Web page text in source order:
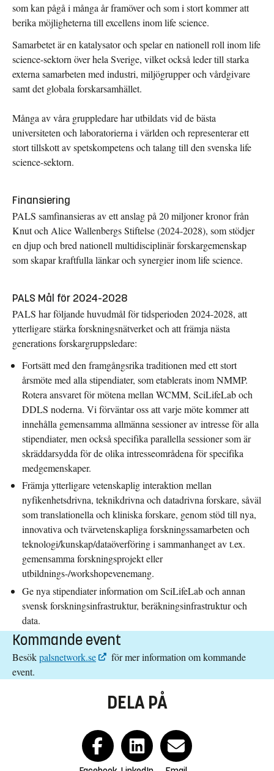
som kan pågå i många år framöver och som i stort kommer att
berika möjligheterna till excellens inom life science.
Samarbetet är en katalysator och spelar en nationell roll inom life
science-sektorn över hela Sverige, vilket också leder till starka
externa samarbeten med industri, miljögrupper och vårdgivare
samt det globala forskarsamhället.
Många av våra gruppledare har utbildats vid de bästa
universiteten och laboratorierna i världen och representerar ett
stort tillskott av spetskompetens och talang till den svenska life
science-sektorn.
Finansiering
PALS samfinansieras av ett anslag på 20 miljoner kronor från
Knut och Alice Wallenbergs Stiftelse (2024-2028), som stödjer
en djup och bred nationell multidisciplinär forskargemenskap
som skapar kraftfulla länkar och synergier inom life science.
PALS Mål för 2024-2028
PALS har följande huvudmål för tidsperioden 2024-2028, att
ytterligare stärka forskningsnätverket och att främja nästa
generations forskargruppsledare:
Fortsätt med den framgångsrika traditionen med ett stort
årsmöte med alla stipendiater, som etablerats inom NMMP.
Rotera ansvaret för mötena mellan WCMM, SciLifeLab och
DDLS noderna. Vi förväntar oss att varje möte kommer att
innehålla gemensamma allmänna sessioner av intresse för alla
stipendiater, men också specifika parallella sessioner som är
skräddarsydda för de olika intresseområdena för specifika
medgemenskaper.
Främja ytterligare vetenskaplig interaktion mellan
nyfikenhetsdrivna, teknikdrivna och datadrivna forskare, såväl
som translationella och kliniska forskare, genom stöd till nya,
innovativa och tvärvetenskapliga forskningssamarbeten och
teknologi/kunskap/dataöverföring i sammanhanget av t.ex.
gemensamma forskningsprojekt eller
utbildnings-/workshopevenemang.
Ge nya stipendiater information om SciLifeLab och annan
svensk forskningsinfrastruktur, beräkningsinfrastruktur och
data.
Kommande event
Besökpalsnetwork.se
för mer information om kommande
event.
DELA PÅ